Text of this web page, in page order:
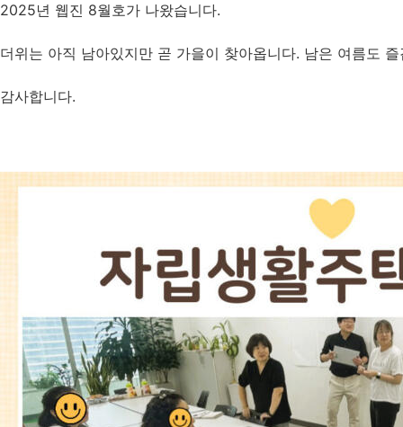
2025년 웹진 8월호가 나왔습니다.
더위는 아직 남아있지만 곧 가을이 찾아옵니다. 남은 여름도
감사합니다.